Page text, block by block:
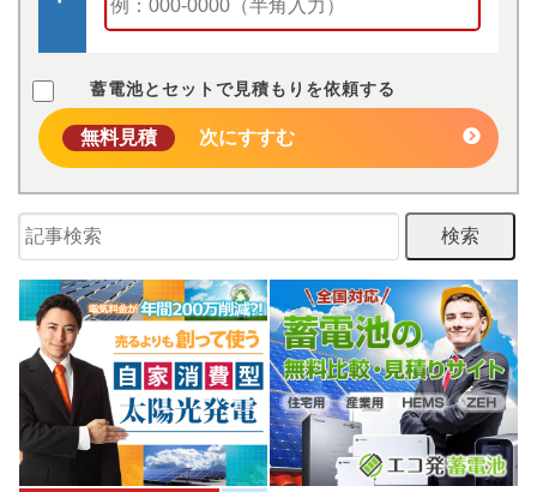
蓄電池とセットで見積もりを依頼する
無料見積 次にすすむ